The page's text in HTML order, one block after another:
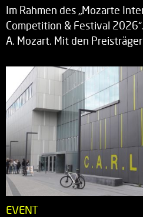
Im Rahmen des „Mozarte
Competition & Festival
A. Mozart. Mit den
EVENT